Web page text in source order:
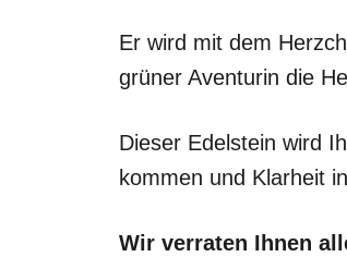
Er wird mit dem
grüner Aventurin die
Dieser Edelstein wird
kommen und Klarheit
Wir verraten Ihnen